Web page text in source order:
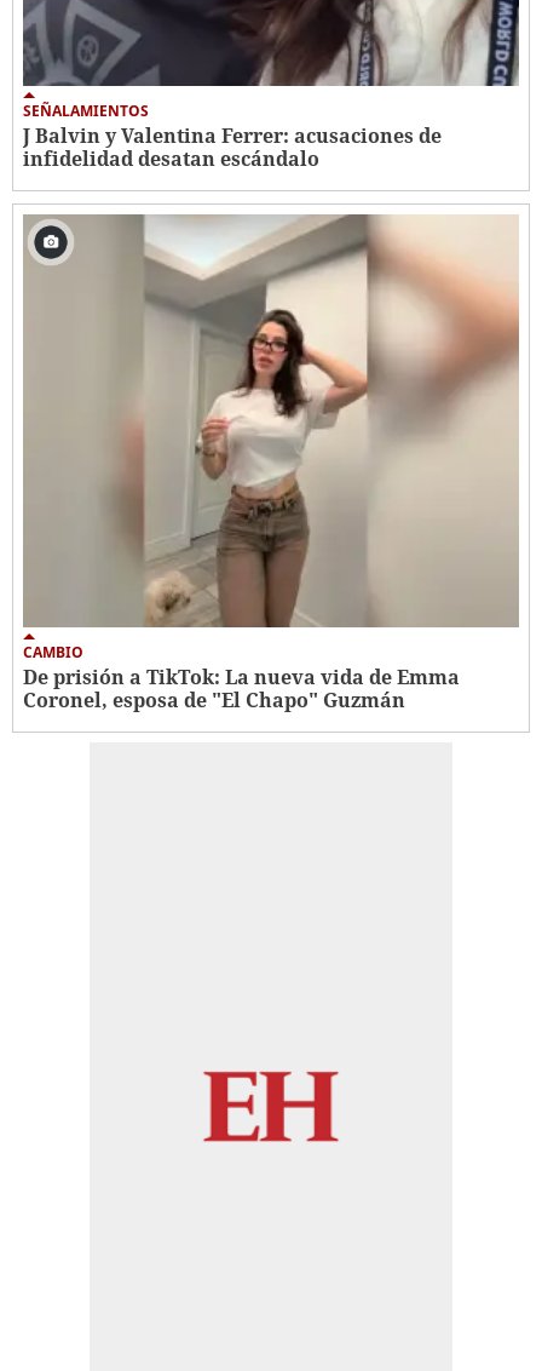
SEÑALAMIENTOS
J Balvin y Valentina Ferrer: acusaciones de
infidelidad desatan escándalo
CAMBIO
De prisión a TikTok: La nueva vida de Emma
Coronel, esposa de "El Chapo" Guzmán